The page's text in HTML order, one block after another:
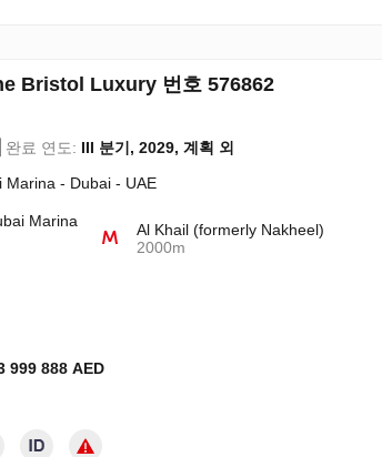
Bristol Luxury 번호 576862
완료 연도: III 분기, 2029, 계획 외
- Dubai - UAE
Marina
Al Khail (formerly Nakheel)
2000m
999 888 AED